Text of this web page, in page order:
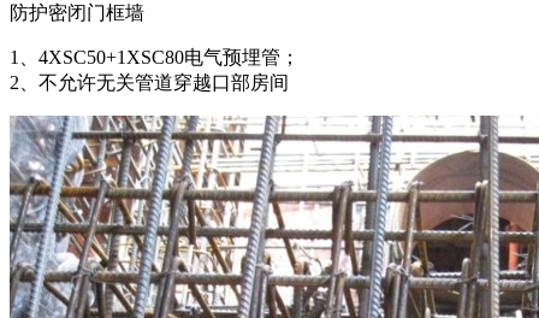
防护密闭门框墙
1、4XSC50+1XSC80电气预埋管；
2、不允许无关管道穿越口部房间